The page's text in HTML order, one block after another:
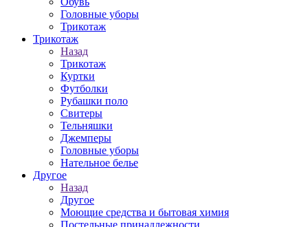
Головные уборы
Трикотаж
Трикотаж
Назад
Трикотаж
Куртки
Футболки
Рубашки поло
Свитеры
Тельняшки
Джемперы
Головные уборы
Нательное белье
Другое
Назад
Другое
Моющие средства и бытовая химия
Постельные принадлежности